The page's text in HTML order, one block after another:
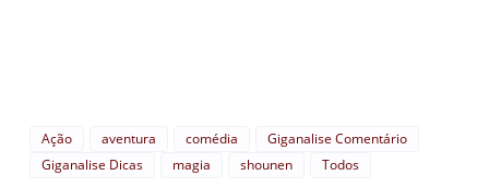
Ação aventura comédia
Giganalise Comentário
Giganalise Dicas
magia shounen Todos